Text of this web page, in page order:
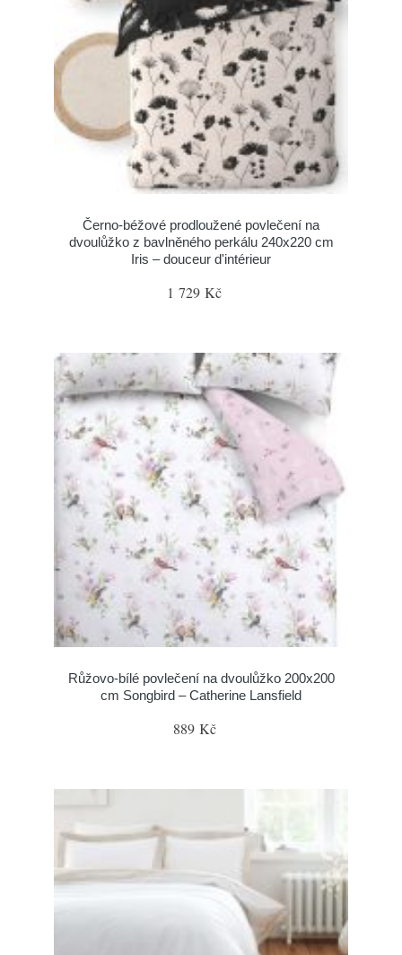
Černo-béžové prodloužené povlečení na
dvoulůžko z bavlněného perkálu 240x220 cm
Iris – douceur d'intérieur
1 729 Kč
Růžovo-bílé povlečení na dvoulůžko 200x200
cm Songbird – Catherine Lansfield
889 Kč